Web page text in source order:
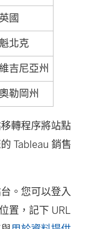
英國
魁北克
維吉尼亞州
奧勒岡州
轉程序將站點
Tableau 銷售
。您可以登入
置，記下 URL